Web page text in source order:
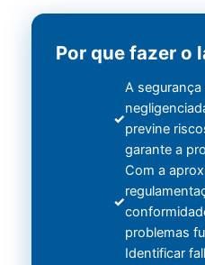
Por que fazer o
A
previne
garante a
Com a
problemas
Identificar